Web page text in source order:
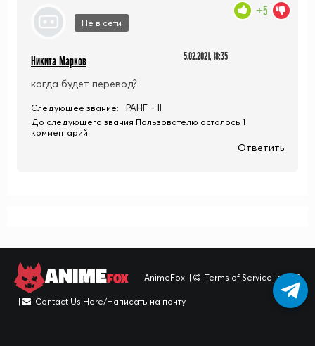
Не в сети
Никита Марков 5.02.2021, 18:35
когда будет перевод?
+5
Следующее звание: РАНГ - II
До следующего звания Пользователю осталось 1
комментарий
Ответить
ANIMEFOX AnimeFox | Terms of Service -> TOS
| Contact Us Here/Написать на почту